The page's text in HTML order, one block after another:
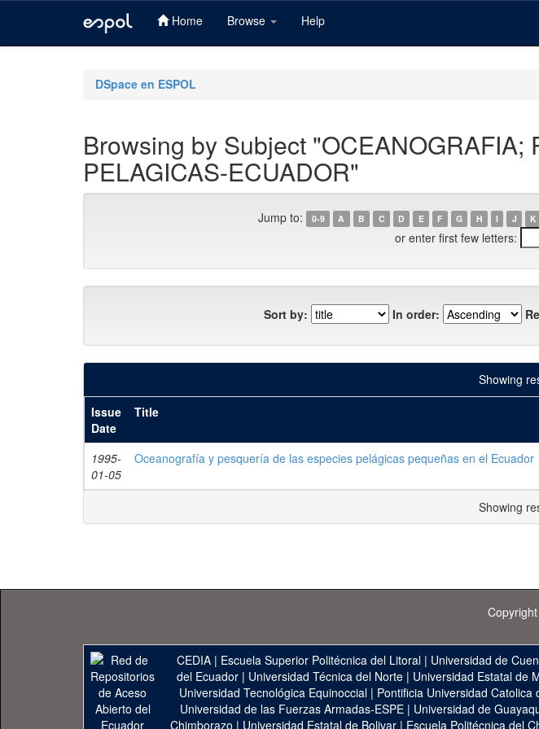
Home Browse Help
DSpace en ESPOL
Browsing by Subject
PELAGICAS-ECUADOR"
Jump to: 0-9 A B C D E F G H I J K
or enter first few letters:
Sort by: In order:
Showing
Issue
Date
Title
1995-
01-05
Oceanografía y pesquería de las especies pelágicas pequeñas en el Ecuador
Showing
CEDIA | Escuela Superior Politécnica del Litoral | Universidad de
del Ecuador| Universidad Técnica del Norte| Universidad Estatal de
Universidad Tecnológica Equinoccial| Pontificia Universidad Catolica
Universidad de las Fuerzas Armadas-ESPE | Universidad de
Chimborazo | Universidad Estatal de Bolivar| Escuela Politécnica del